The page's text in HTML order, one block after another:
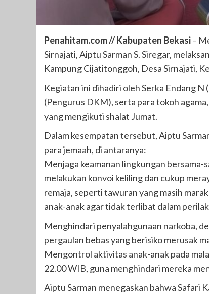
Penahitam.com // Kabupaten Bekasi–
Sirnajati, Aiptu Sarman S. Siregar,
Kampung Cijatitonggoh, Desa Sirnajati,
Kegiatan ini dihadiri oleh Serka Endang
(Pengurus DKM), serta para tokoh
yang mengikuti shalat Jumat.
Dalam kesempatan tersebut, Aiptu
para jemaah, di antaranya:
Menjaga keamanan lingkungan
melakukan konvoi keliling dan cukup
remaja, seperti tawuran yang masih
anak-anak agar tidak terlibat dalam
Menghindari penyalahgunaan narkoba,
pergaulan bebas yang berisiko merusak
Mengontrol aktivitas anak-anak pada
22.00 WIB, guna menghindari mereka
Aiptu Sarman menegaskan bahwa Safari